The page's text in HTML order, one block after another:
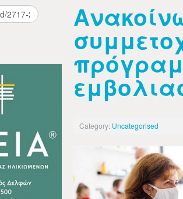
Category: Uncategorised